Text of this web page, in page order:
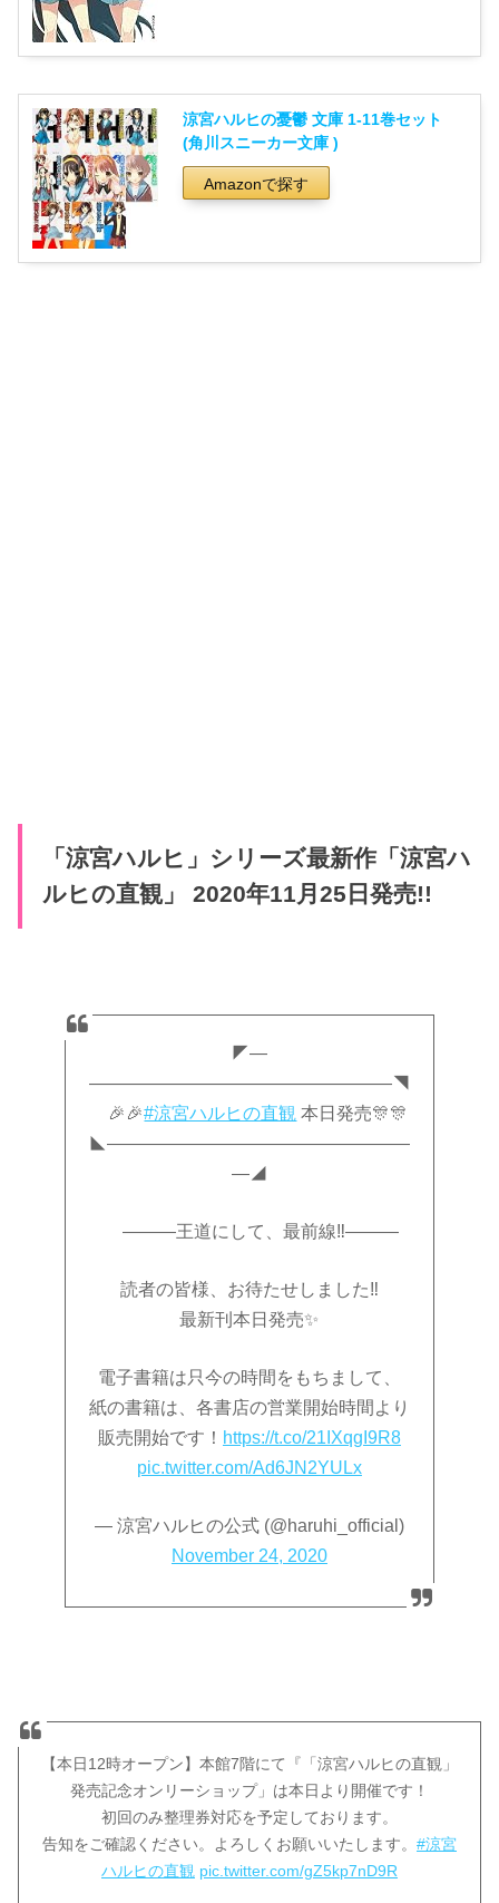
涼宮ハルヒの憂鬱 文庫 1-11巻セット
(角川スニーカー文庫 )
Amazonで探す
「涼宮ハルヒ」シリーズ最新作「涼宮ハ
ルヒの直観」 2020年11月25日発売!!
◤—
―――――――――――――――――◥
🎉🎉#涼宮ハルヒの直観 本日発売🎊🎊
◣―――――――――――――――――
―◢
―――王道にして、最前線‼―――
読者の皆様、お待たせしました‼
最新刊本日発売✨
電子書籍は只今の時間をもちまして、
紙の書籍は、各書店の営業開始時間より
販売開始です！ https://t.co/21IXqgI9R8
pic.twitter.com/Ad6JN2YULx
— 涼宮ハルヒの公式 (@haruhi_official)
November 24, 2020
【本日12時オープン】本館7階にて『「涼宮ハルヒの直観」
発売記念オンリーショップ」は本日より開催です！
初回のみ整理券対応を予定しております。
告知をご確認ください。よろしくお願いいたします。 #涼宮
ハルヒの直観 pic.twitter.com/gZ5kp7nD9R